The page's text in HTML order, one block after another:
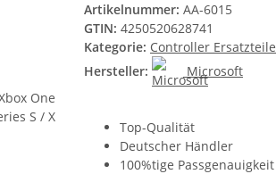
Artikelnummer: AA-6015
GTIN: 4250520628741
Kategorie: Controller Ersatzteile
Hersteller:
Microsoft
Top-Qualität
Deutscher Händler
100%tige Passgenauigkeit